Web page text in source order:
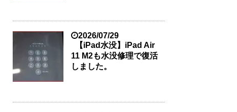
2026/07/29
【iPad水没】iPad Air
11 M2も水没修理で復活
しました。